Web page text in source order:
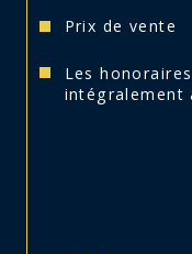
Prix de vente
Les
intégralement